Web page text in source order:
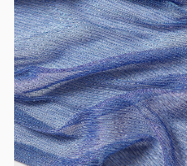
Отправить
Согласен сПолитикой конфиденциальности